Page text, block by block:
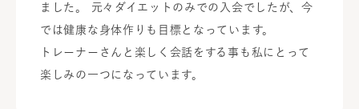
ました。 元々ダイエットのみでの入会でしたが、今
では健康な身体作りも目標となっています。
トレーナーさんと楽しく会話をする事も私にとって
楽しみの一つになっています。